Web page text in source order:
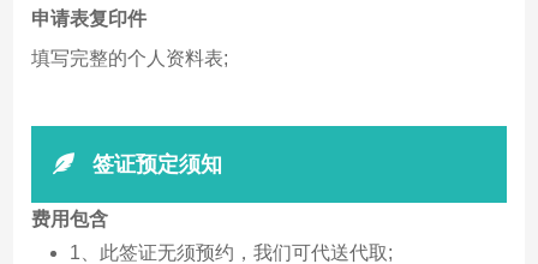
申请表复印件
填写完整的个人资料表;
签证预定须知
费用包含
1、此签证无须预约，我们可代送代取;